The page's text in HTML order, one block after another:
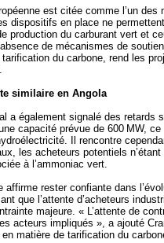
est citée comme l’un
dispositifs en place ne
production du carburant vert et
de mécanismes de
du carbone, rend les
similaire en Angola
a également signalé des retards
capacité prévue de 600 MW,
Il rencontre
les acheteurs potentiels
à l’ammoniac vert.
affirme rester confiante dans
que l’attente d’acheteurs
majeure. « L’attente de
acteurs impliqués », a ajouté
matière de tarification du